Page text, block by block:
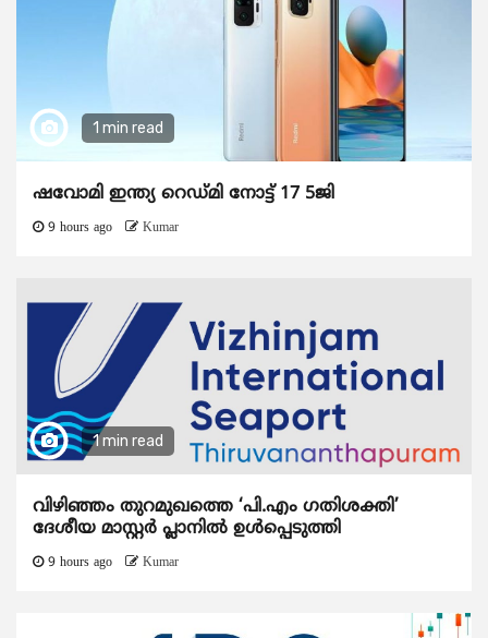
1 min read
ഷവോമി ഇന്ത്യ റെഡ്മി നോട്ട് 17 5ജി
9 hours ago Kumar
1 min read
വിഴിഞ്ഞം തുറമുഖത്തെ ‘പി.എം ഗതിശക്തി’
ദേശീയ മാസ്റ്റർ പ്ലാനിൽ ഉൾപ്പെടുത്തി
9 hours ago Kumar